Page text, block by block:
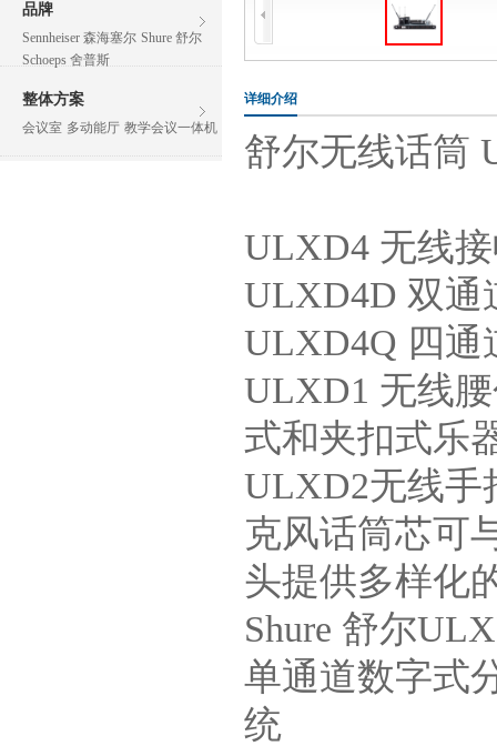
品牌
Sennheiser 森海塞尔 Shure 舒尔
Schoeps 舍普斯
整体方案
会议室 多动能厅 教学会议一体机
详细介绍
舒尔无线话筒
ULXD4 无线
ULXD4D 双通
ULXD4Q 四通
ULXD1 无线
式和夹扣式乐
ULXD2无线手
克风话筒芯可
头提供多样化
Shure 舒尔
单通道数字式
统